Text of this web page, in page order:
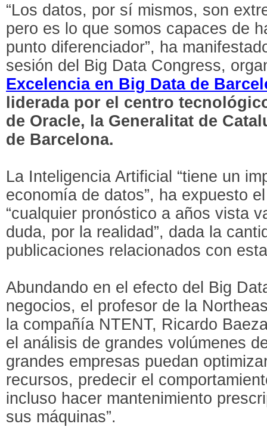
“Los datos, por sí mismos, son
pero es lo que somos capaces de
punto diferenciador”, ha
sesión del Big Data Congress,
Excelencia en Big Data de
liderada por el centro
de Oracle, la Generalitat de
de Barcelona.
La Inteligencia Artificial “tiene un
economía de datos”, ha expuesto
“cualquier pronóstico a años vista
duda, por la realidad”, dada la
publicaciones relacionados con
Abundando en el efecto del Big
negocios, el profesor de la
la compañía NTENT, Ricardo
el análisis de grandes volúmenes
grandes empresas puedan
recursos, predecir el
incluso hacer mantenimiento
sus máquinas”.